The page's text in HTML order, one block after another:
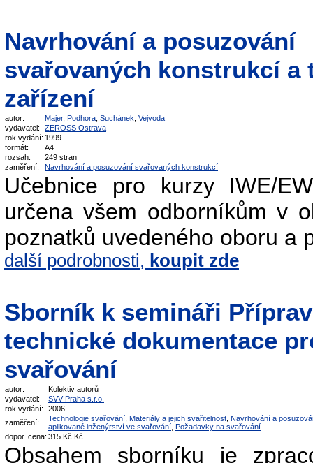
Navrhování a posuzování
svařovaných konstrukcí a
zařízení
autor: Majer, Podhora Suchánek Vejvoda
vydavatel:
ZEROSS Ostrava
rok vydání: 1999
formát:
A4
rozsah:
249 stran
zaměření:
Navrhování a posuzování svařovaných konstrukcí
Učebnice pro kurzy IWE/
určena všem odborníkům v
poznatků uvedeného oboru a
další podrobnosti, koupit zde
Sborník k semináři
technické dokumentace
svařování
autor:
Kolektiv autorů
vydavatel:
SVV Praha s.r.o.
rok vydání:
2006
zaměření:
Technologie svařování Materiály a jejich svařitelnost Navrhování a
aplikované inženýrství ve svařování Požadavky na svařování
dopor. cena: 315 Kč Kč
Obsahem sborníku je